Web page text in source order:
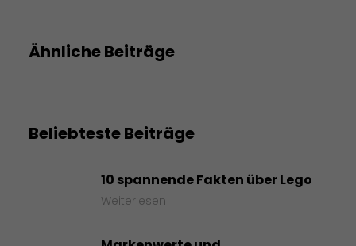
Ähnliche Beiträge
Beliebteste Beiträge
10 spannende Fakten über Lego
Weiterlesen